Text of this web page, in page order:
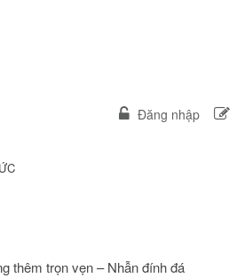
Đăng nhập
thêm trọn vẹn – Nhẫn đính đá